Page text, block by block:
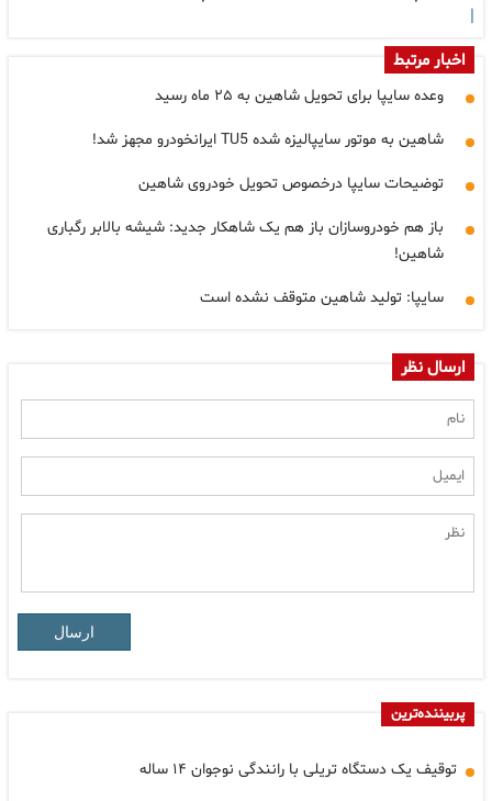
|
اخبار مرتبط
وعده سایپا برای تحویل شاهین به ۲۵ ماه رسید
شاهین به موتور سایپالیزه شده TU5 ایرانخودرو مجهز شد!
توضیحات سایپا درخصوص تحویل خودروی شاهین
باز هم خودروسازان باز هم یک شاهکار جدید: شیشه بالابر رگباری
شاهین!
سایپا: تولید شاهین متوقف نشده است
ارسال نظر
ارسال
پربیننده‌ترین
توقیف یک دستگاه تریلی با رانندگی نوجوان ۱۴ ساله